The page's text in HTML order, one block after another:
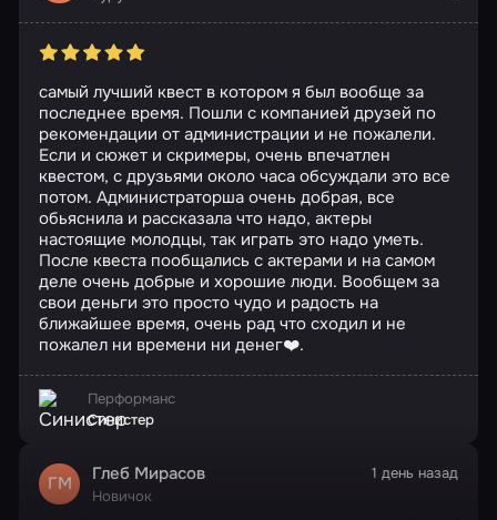
самый лучший квест в котором я был вообще за
последнее время. Пошли с компанией друзей по
рекомендации от администрации и не пожалели.
Если и сюжет и скримеры, очень впечатлен
квестом, с друзьями около часа обсуждали это все
потом. Администраторша очень добрая, все
обьяснила и рассказала что надо, актеры
настоящие молодцы, так играть это надо уметь.
После квеста пообщались с актерами и на самом
деле очень добрые и хорошие люди. Вообщем за
свои деньги это просто чудо и радость на
ближайшее время, очень рад что сходил и не
пожалел ни времени ни денег❤️.
Перформанс
Синистер
ГМ Глеб Мирасов
Новичок
1 день назад